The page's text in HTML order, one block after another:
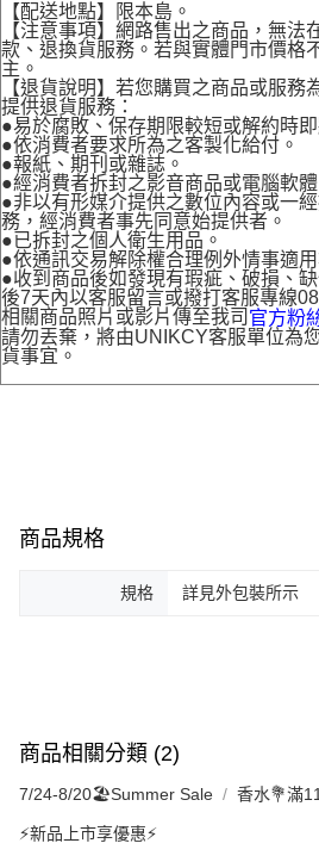
【配送地點】限本島。
【注意事項】網路售出之商品，無法
款、退換貨服務。若與實體門市價格
主。
【退貨說明】若您購買之商品或服務
提供退貨服務：
●易於腐敗、保存期限較短或解約時即
●依消費者要求所為之客製化給付。
●報紙、期刊或雜誌。
●經消費者拆封之影音商品或電腦軟體
●非以有形媒介提供之數位內容或一
務，經消費者事先同意始提供者。
●已拆封之個人衛生用品。
●依通訊交易解除權合理例外情事適
●收到商品後如發現有瑕疵、破損、
後7天內以客服留言或撥打客服專線
相關商品照片或影片傳至我司 官方粉
請勿丟棄，將由UNIKCY客服單位為
貨事宜。
商品規格
規格 詳見外包裝所示
商品相關分類 (2)
7/24-8/20🏖️Summer Sale 香水💐滿
⚡新品上市享優惠⚡